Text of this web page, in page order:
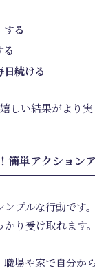
する
続ける
しい結果がより
簡単アクション
プルな行動です
り受け取れます。
職場や家で自分か